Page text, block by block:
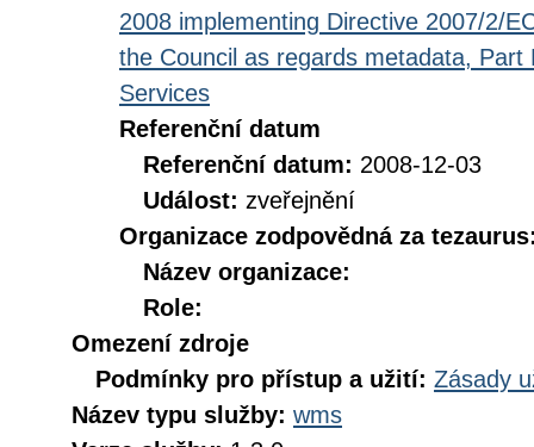
2008 implementing Directive 2007/2/
the Council as regards metadata,
Services
Referenční datum
Referenční datum: 2008-12-03
Událost: zveřejnění
Organizace zodpovědná za
Název organizace:
Role:
Omezení zdroje
Podmínky pro přístup a užití: Zásady
Název typu služby: wms